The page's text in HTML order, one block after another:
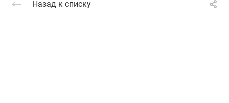
Назад к списку